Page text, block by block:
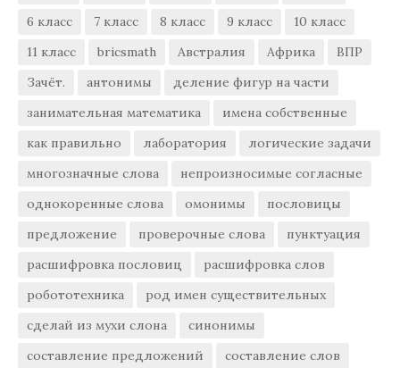
6 класс
7 класс 8 класс 9 класс
10 класс
11 класс
bricsmath Австралия Африка
ВПР
Зачёт.
антонимы
деление фигур на части
занимательная математика
имена собственные
как правильно
лаборатория
логические задачи
многозначные слова
непроизносимые согласные
однокоренные слова
омонимы
пословицы
предложение
проверочные слова
пунктуация
расшифровка пословиц
расшифровка слов
робототехника
род имен существительных
сделай из мухи слона
синонимы
составление предложений
составление слов